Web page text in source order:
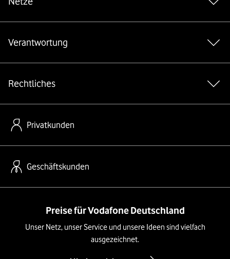
Verantwortung
Rechtliches
Privatkunden
Geschäftskunden
Preise für Vodafone Deutschland
Unser Netz, unser Service und unsere Ideen sind vielfach
ausgezeichnet.